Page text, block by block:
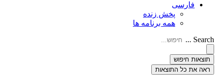
فارسی
پخش زنده
همه برنامه ها
Search ...
תוצאות חיפוש
ראה את כל התוצאות